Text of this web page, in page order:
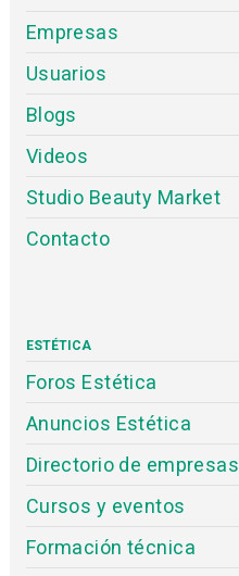
Empresas
Usuarios
Blogs
Videos
Studio Beauty Market
Contacto
ESTÉTICA
Foros Estética
Anuncios Estética
Directorio de empresas
Cursos y eventos
Formación técnica